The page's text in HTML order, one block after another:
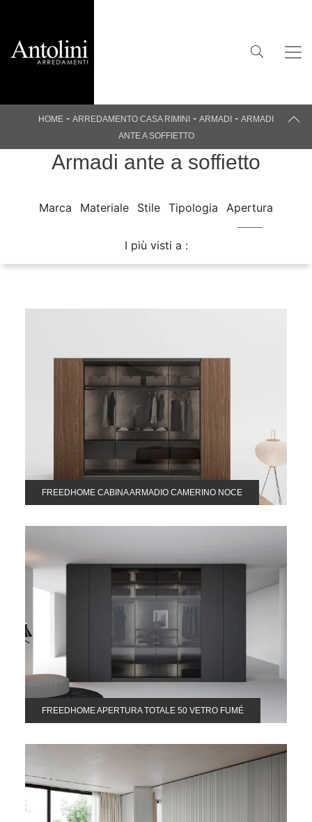
HOME - ARREDAMENTO CASA RIMINI - ARMADI - ARMADI
ANTE A SOFFIETTO
Armadi ante a soffietto
Marca Materiale Stile Tipologia Apertura
I più visti a :
FREEDHOME CABINA ARMADIO CAMERINO NOCE
FREEDHOME APERTURA TOTALE 50 VETRO FUMÉ